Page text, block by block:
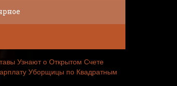
Узнают о Открытом Счете
Уборщицы по Квадратным